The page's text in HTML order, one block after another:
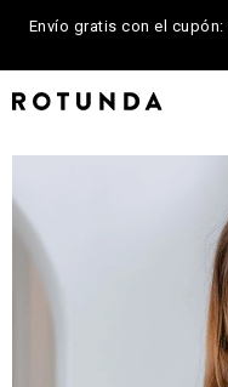
Envío gratis con el cupón: